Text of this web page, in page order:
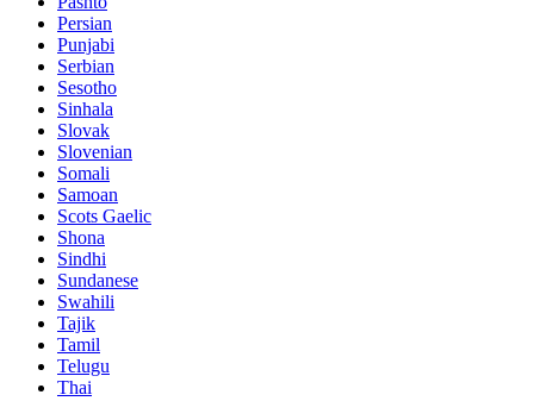
Persian
Punjabi
Serbian
Sesotho
Sinhala
Slovak
Slovenian
Somali
Samoan
Scots Gaelic
Shona
Sindhi
Sundanese
Swahili
Tajik
Tamil
Telugu
Thai